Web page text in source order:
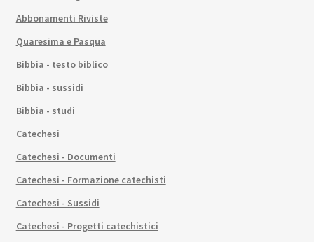
Abbonamenti Riviste
Quaresima e Pasqua
Bibbia - testo biblico
Bibbia - sussidi
Bibbia - studi
Catechesi
Catechesi - Documenti
Catechesi - Formazione catechisti
Catechesi - Sussidi
Catechesi - Progetti catechistici